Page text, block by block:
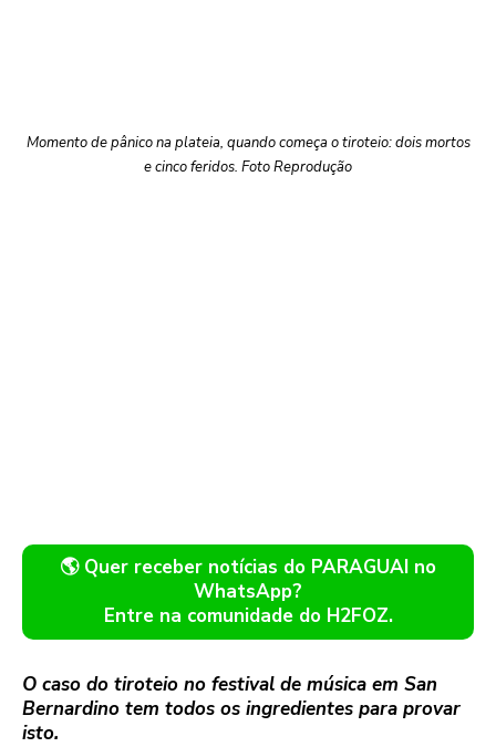
Momento de pânico na plateia, quando começa o tiroteio: dois mortos
e cinco feridos. Foto Reprodução
🌎 Quer receber notícias do PARAGUAI no
WhatsApp?
Entre na comunidade do H2FOZ.
O caso do tiroteio no festival de música em San
Bernardino tem todos os ingredientes para provar
isto.